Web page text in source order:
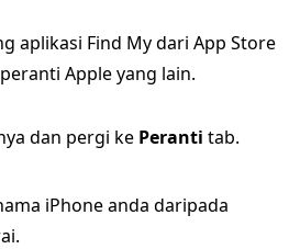
aplikasi Find My dari App Store
Apple yang lain.
dan pergi ke Peranti tab.
iPhone anda daripada